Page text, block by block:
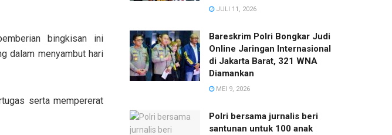
bingkisan ini
dalam menyambut hari
serta mempererat
JULI 11, 2026
Bareskrim Polri Bongkar Judi
Online Jaringan Internasional
di Jakarta Barat, 321 WNA
Diamankan
MEI 9, 2026
Polri bersama jurnalis beri
santunan untuk 100 anak